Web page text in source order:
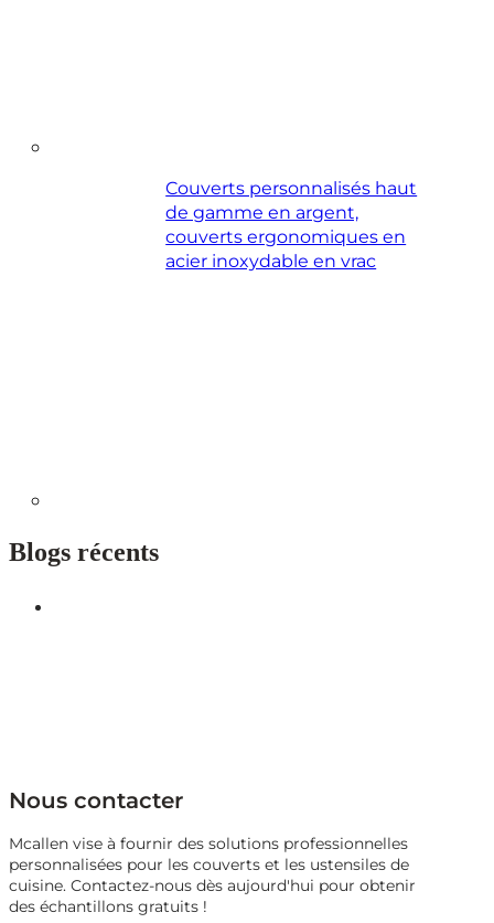
Couverts personnalisés haut
de gamme en argent,
couverts ergonomiques en
acier inoxydable en vrac
Blogs récents
Nous contacter
Mcallen vise à fournir des solutions professionnelles
personnalisées pour les couverts et les ustensiles de
cuisine. Contactez-nous dès aujourd'hui pour obtenir
des échantillons gratuits !